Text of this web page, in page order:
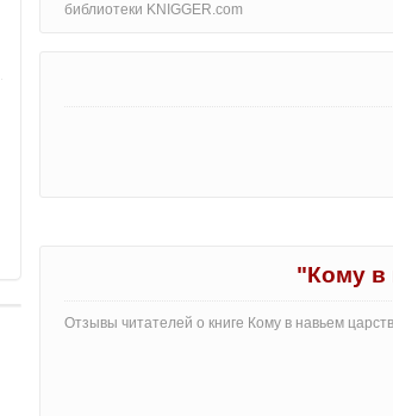
библиотеки KNIGGER.com
"Кому в
Отзывы читателей о книге Кому в навьем